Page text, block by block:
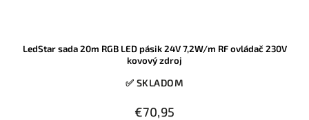
LedStar sada 20m RGB LED pásik 24V 7,2W/m RF ovládač 230V
kovový zdroj
✅ SKLADOM
€70,95